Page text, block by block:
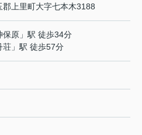
郡上里町大字七本木3188
保原 」駅 徒歩34分
荘 」駅 徒歩57分